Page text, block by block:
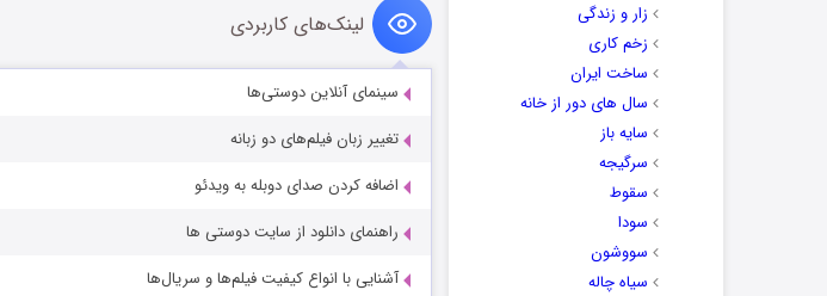
زار و زندگی
زخم کاری
ساخت ایران
سال های دور از خانه
سایه باز
سرگیجه
سقوط
سودا
سووشون
سیاه چاله
لینک‌های کاربردی
سینمای آنلاین دوستی‌ها
تغییر زبان فیلم‌های دو زبانه
اضافه کردن صدای دوبله به ویدئو
راهنمای دانلود از سایت دوستی ها
آشنایی با انواع کیفیت فیلم‌ها و سریال‌ها